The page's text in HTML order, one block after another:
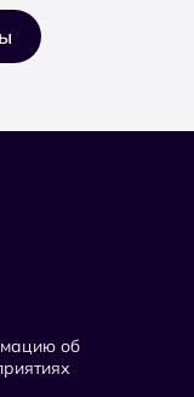
об